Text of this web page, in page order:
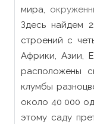
мира,
Здесь найдем
строений с
Африки, Азии,
расположены
клумбы
около 40 000
этому саду